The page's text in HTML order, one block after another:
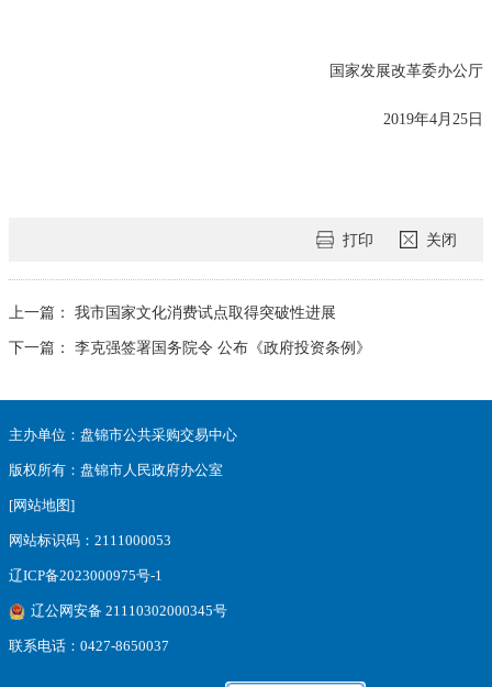
国家发展改革委办公厅
2019年4月25日
打印 关闭
上一篇：
我市国家文化消费试点取得突破性进展
下一篇：
李克强签署国务院令 公布《政府投资条例》
主办单位：盘锦市公共采购交易中心
版权所有：盘锦市人民政府办公室
[网站地图]
网站标识码：2111000053
辽ICP备2023000975号-1
辽公网安备 21110302000345号
联系电话：0427-8650037